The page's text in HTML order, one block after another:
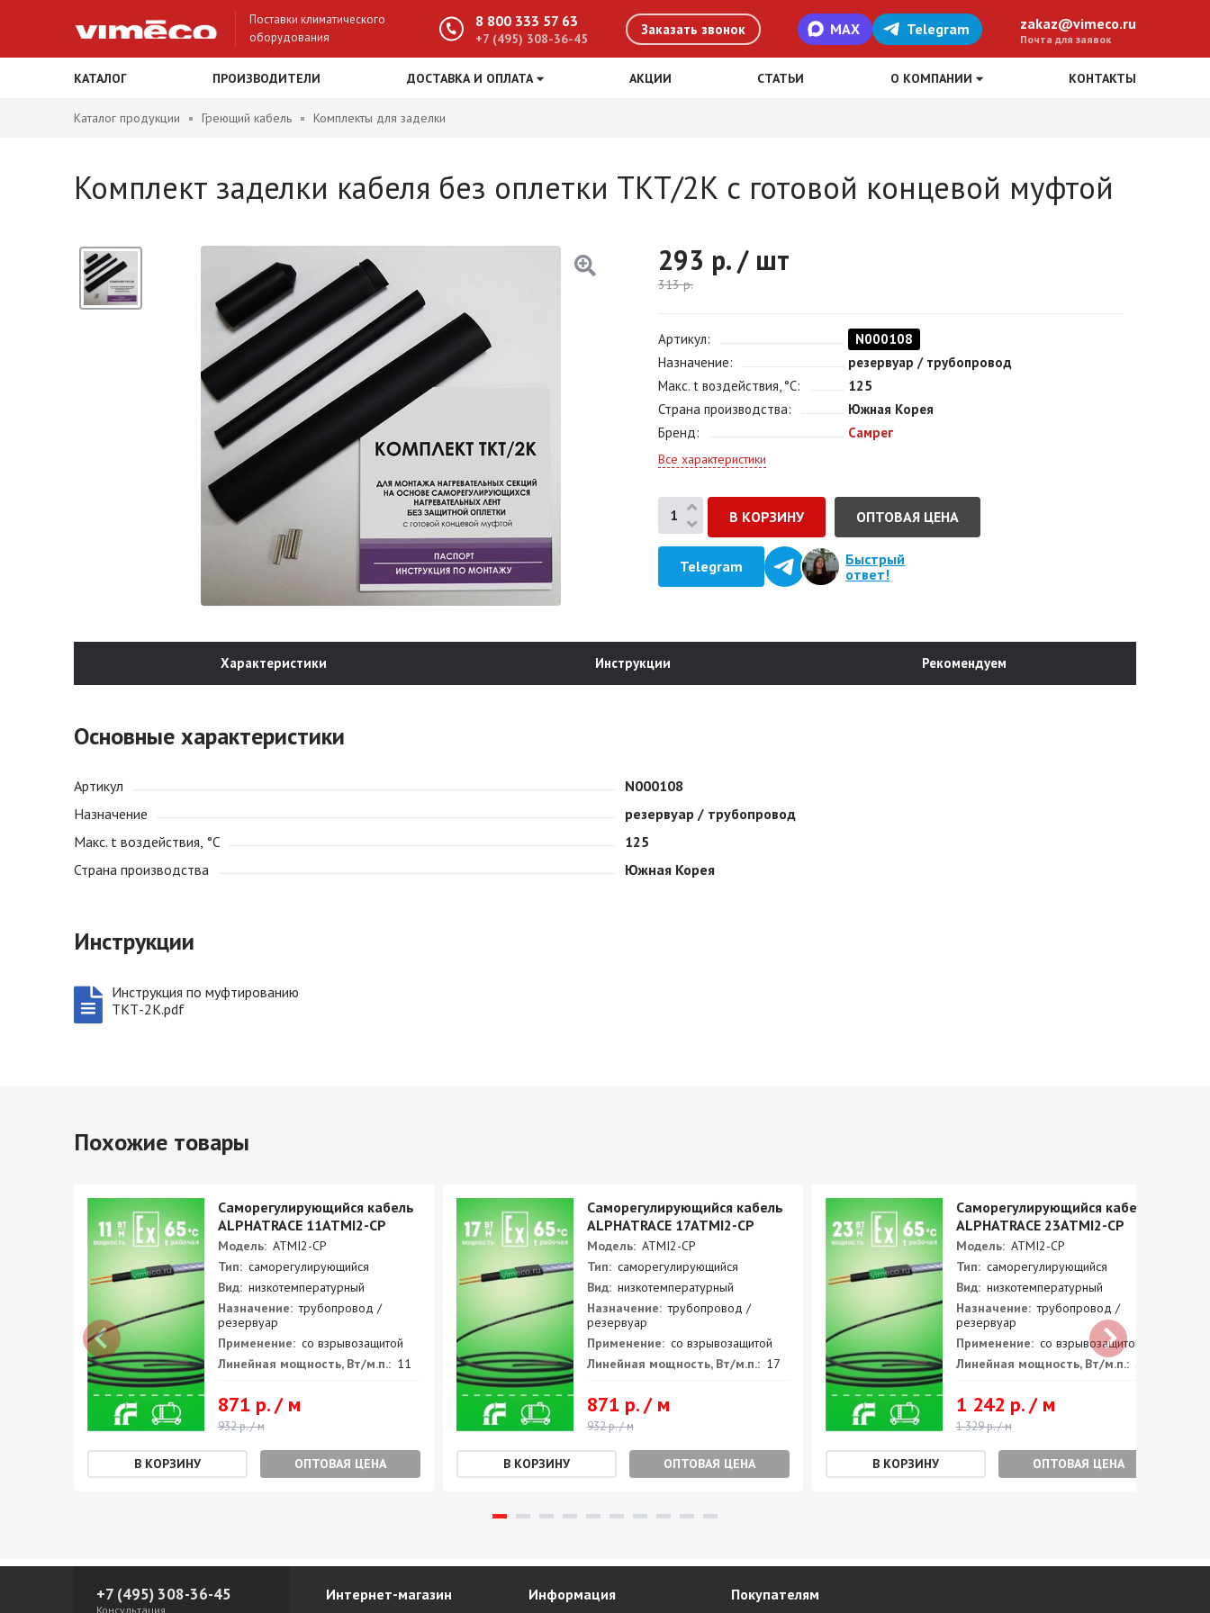
Поставки климатического
оборудования
8 800 333 57 63
+7 (495) 308-36-45
Заказать звонок MAX Telegram zakaz@vimeco.ru
Почта для заявок
КАТАЛОГ ПРОИЗВОДИТЕЛИ ДОСТАВКА И ОПЛАТА АКЦИИ СТАТЬИ О КОМПАНИИ КОНТАКТЫ
Каталог продукции Греющий кабель Комплекты для заделки
Комплект заделки кабеля без оплетки ТКТ/2К с готовой концевой муфтой
293 р. / шт
313р.
Артикул
N000108
Назначение
резервуар / трубопровод
Макс. t воздействия, °С
125
Страна производства
Южная Корея
Бренд
Самрег
Все характеристики
ОПТОВАЯ ЦЕНА
Telegram
Быстрый
ответ!
Характеристики Инструкции Рекомендуем
Основные характеристики
Артикул
N000108
Назначение
резервуар / трубопровод
Макс. t воздействия, °С
125
Страна производства
Южная Корея
Инструкции
Инструкция по муфтированию
ТКТ-2К.pdf
Похожие товары
Саморегулирующийся кабель
ALPHATRACE 11ATMI2-CP
Модель: ATMI2-CP
Тип: саморегулирующийся
Вид: низкотемпературный
Назначение: трубопровод /
резервуар
Применение: со взрывозащитой
Линейная мощность, Вт/м.п.: 11
871 р. / м
932 р. / м
ОПТОВАЯ ЦЕНА
Саморегулирующийся кабель
ALPHATRACE 17ATMI2-CP
Модель: ATMI2-CP
Тип: саморегулирующийся
Вид: низкотемпературный
Назначение: трубопровод /
резервуар
Применение: со взрывозащитой
Линейная мощность, Вт/м.п.: 17
871 р. / м
932 р. / м
ОПТОВАЯ ЦЕНА
Саморегулирующийся кабель
ALPHATRACE 23ATMI2-CP
Модель: ATMI2-CP
Тип: саморегулирующийся
Вид: низкотемпературный
Назначение: трубопровод /
резервуар
Применение: со взрывозащитой
Линейная мощность, Вт/м.п.: 23
1 242 р. / м
1 329 р. / м
ОПТОВАЯ ЦЕНА
+7 (495) 308-36-45
Консультация
Интернет-магазин Информация Покупателям